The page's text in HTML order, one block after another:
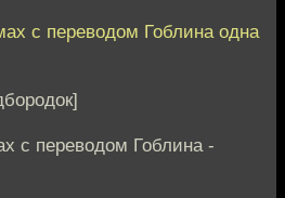
с переводом Гоблина одна
с переводом Гоблина -